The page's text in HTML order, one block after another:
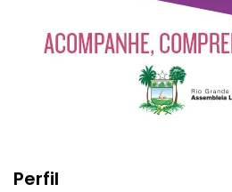
Perfil